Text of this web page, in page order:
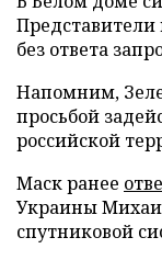
Представители
без ответа
Напомним,
просьбой
российской
Маск ранее
Украины
спутниковой